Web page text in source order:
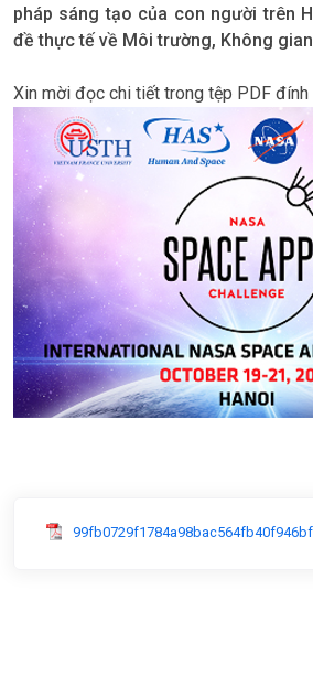
pháp sáng tạo của con người trên
đề thực tế về Môi trường, Không
Xin mời đọc chi tiết trong tệp PDF đính